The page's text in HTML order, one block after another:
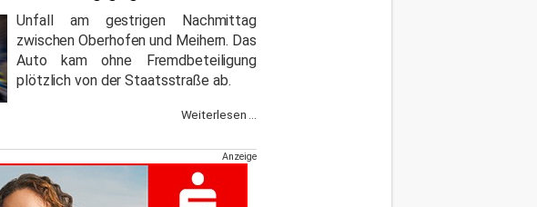
Unfall am gestrigen Nachmittag
zwischen Oberhofen und Meihern. Das
Auto kam ohne Fremdbeteiligung
plötzlich von der Staatsstraße ab.
Weiterlesen ...
Anzeige